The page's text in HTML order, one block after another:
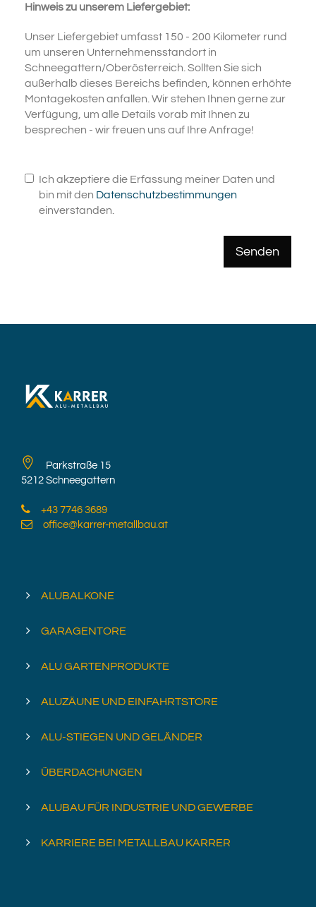
Hinweis zu unserem Liefergebiet:
Unser Liefergebiet umfasst 150 - 200 Kilometer rund
um unseren Unternehmensstandort in
Schneegattern/Oberösterreich. Sollten Sie sich
außerhalb dieses Bereichs befinden, können erhöhte
Montagekosten anfallen. Wir stehen Ihnen gerne zur
Verfügung, um alle Details vorab mit Ihnen zu
besprechen - wir freuen uns auf Ihre Anfrage!
Ich akzeptiere die Erfassung meiner Daten und
bin mit den Datenschutzbestimmungen
einverstanden.
Senden
Parkstraße 15
5212 Schneegattern
+43 7746 3689
office@karrer-metallbau.at
ALUBALKONE
GARAGENTORE
ALU GARTENPRODUKTE
ALUZÄUNE UND EINFAHRTSTORE
ALU-STIEGEN UND GELÄNDER
ÜBERDACHUNGEN
ALUBAU FÜR INDUSTRIE UND GEWERBE
KARRIERE BEI METALLBAU KARRER